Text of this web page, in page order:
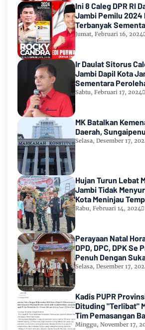
Ini 8 Caleg DPR RI
Jambi Pemilu 2024
Terbanyak
Count KPU RI
Jumat, Februari 16, 2024
Ir Daulat Sitorus
Jambi Dapil Kota
Sementara Perolehan
2024
Sabtu, Februari 17, 2024
MK Batalkan
Daerah,
Selasa, Desember 17,
Hujan Turun Lebat Mengguyur Kota
Jambi Tidak
Kota Meninjau Tempat Pemungutan
Suara Pemilu 2024
Rabu, Februari 14, 2024
Perayaan Natal
DPD, DPC, DPK Se
Penuh Dengan
Selasa, Desember 17,
Kadis PUPR
Dituding "Terlibat"
Tim Pemasangan
Romi-Sudirman
Minggu, November 17,